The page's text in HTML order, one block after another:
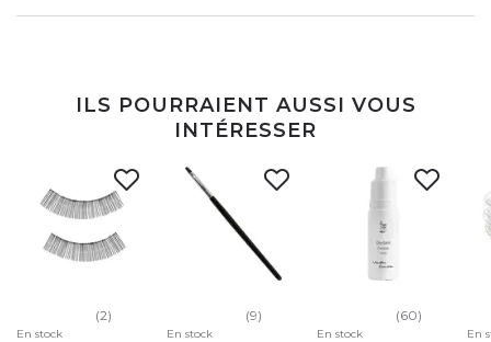
ILS POURRAIENT AUSSI VOUS
INTÉRESSER
(2)
En stock
(9)
En stock
(60)
En stock En